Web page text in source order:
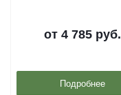
от 4 785 руб.
Подробнее